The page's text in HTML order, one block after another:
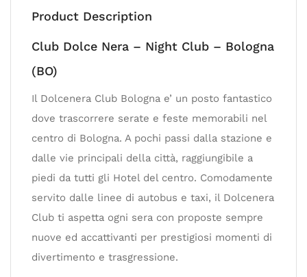
Product Description
Club Dolce Nera – Night Club – Bologna
(BO)
Il Dolcenera Club Bologna e’ un posto fantastico
dove trascorrere serate e feste memorabili nel
centro di Bologna. A pochi passi dalla stazione e
dalle vie principali della città, raggiungibile a
piedi da tutti gli Hotel del centro. Comodamente
servito dalle linee di autobus e taxi, il Dolcenera
Club ti aspetta ogni sera con proposte sempre
nuove ed accattivanti per prestigiosi momenti di
divertimento e trasgressione.